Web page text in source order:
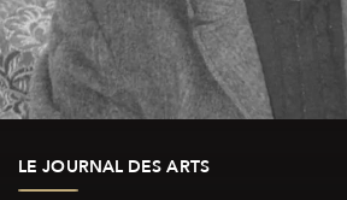
LE JOURNAL DES ARTS